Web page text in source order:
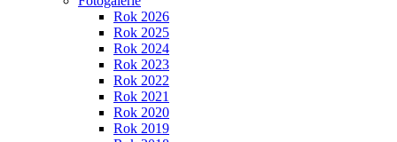
Rok 2026
Rok 2025
Rok 2024
Rok 2023
Rok 2022
Rok 2021
Rok 2020
Rok 2019